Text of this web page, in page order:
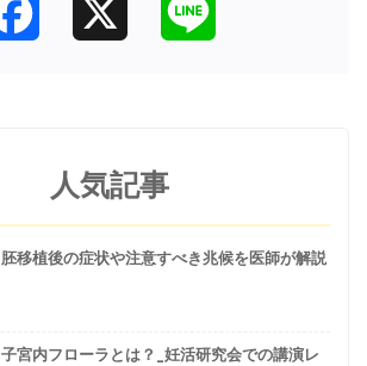
Facebook
人気記事
胚移植後の症状や注意すべき兆候を医師が解説
子宮内フローラとは？_妊活研究会での講演レ